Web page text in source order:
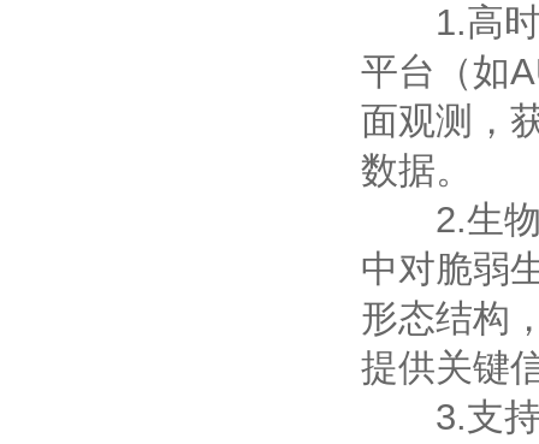
1.高时
平台（如
面观测，
数据。
2.生物
中对脆弱
形态结构
提供关键
3.支持